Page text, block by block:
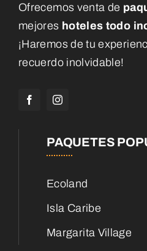
Ofrecemos venta de
mejores hoteles todo
¡Haremos de tu
recuerdo inolvidable!
PAQUETES
Ecoland
Isla Caribe
Margarita Village